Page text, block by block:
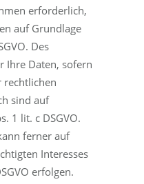
erforderlich,
auf Grundlage
Des
Ihre Daten, sofern
rechtlichen
sind auf
1 lit. c DSGVO.
ferner auf
Interesses
erfolgen.